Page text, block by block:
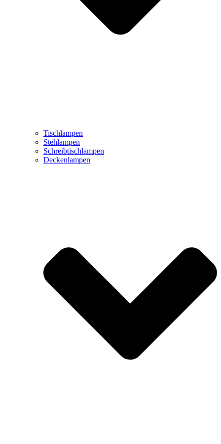
Tischlampen
Stehlampen
Schreibtischlampen
Deckenlampen